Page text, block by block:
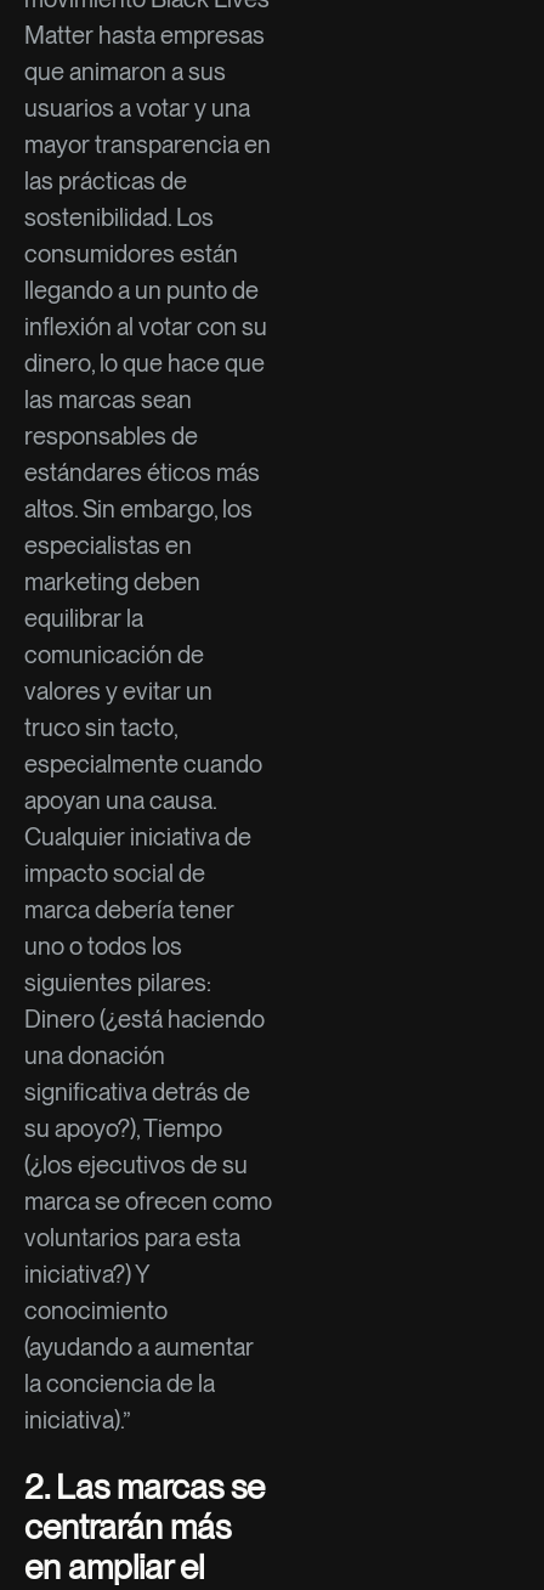
Matter hasta empresas
que animaron a sus
usuarios a votar y una
mayor transparencia en
las prácticas de
sostenibilidad. Los
consumidores están
llegando a un punto de
inflexión al votar con su
dinero, lo que hace que
las marcas sean
responsables de
estándares éticos más
altos. Sin embargo, los
especialistas en
marketing deben
equilibrar la
comunicación de
valores y evitar un
truco sin tacto,
especialmente cuando
apoyan una causa.
Cualquier iniciativa de
impacto social de
marca debería tener
uno o todos los
siguientes pilares:
Dinero (¿está haciendo
una donación
significativa detrás de
su apoyo?), Tiempo
(¿los ejecutivos de su
marca se ofrecen como
voluntarios para esta
iniciativa?) Y
conocimiento
(ayudando a aumentar
la conciencia de la
iniciativa).”
2. Las marcas se
centrarán más
en ampliar el